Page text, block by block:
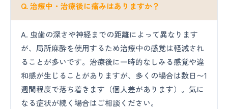
Q. 治療中・治療後に痛みはありますか？
A. 虫歯の深さや神経までの距離によって異なります
が、局所麻酔を使用するため治療中の感覚は軽減され
ることが多いです。治療後に一時的なしみる感覚や違
和感が生じることがありますが、多くの場合は数日〜1
週間程度で落ち着きます（個人差があります）。気に
なる症状が続く場合はご相談ください。